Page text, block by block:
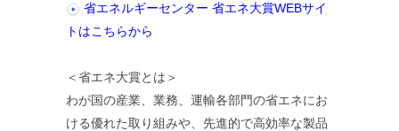
省エネルギーセンター 省エネ大賞WEBサイ
トはこちらから
＜省エネ大賞とは＞
わが国の産業、業務、運輸各部門の省エネにお
ける優れた取り組みや、先進的で高効率な製品